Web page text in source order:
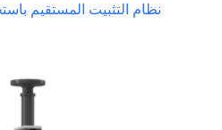
نظام التثبيت المستقيم